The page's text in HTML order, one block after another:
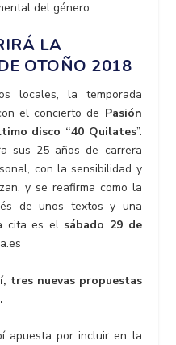
del género.
LA
OTOÑO 2018
locales, la temporada
el concierto de Pasión
disco “40 Quilates”.
sus 25 años de carrera
con la sensibilidad y
y se reafirma como la
de unos textos y una
cita es el sábado 29 de
tres nuevas propuestas
apuesta por incluir en la